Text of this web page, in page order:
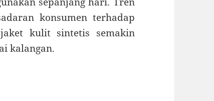
konsumen terhadap
kulit sintetis semakin
kalangan.